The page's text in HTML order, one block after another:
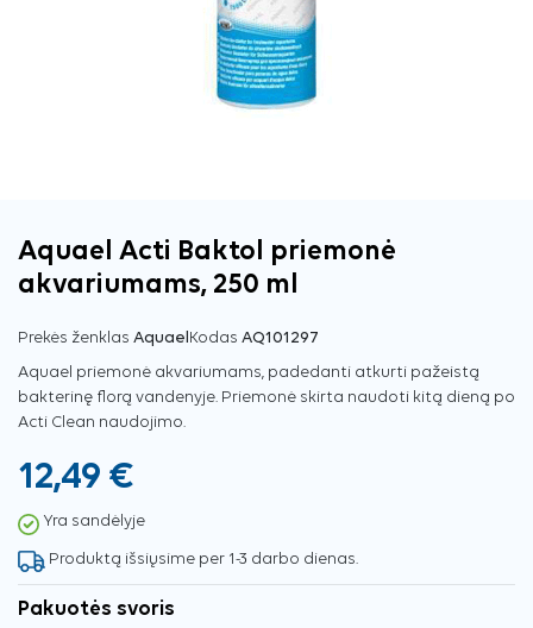
Aquael Acti Baktol priemonė
akvariumams, 250 ml
Prekės ženklas AquaelKodas AQ101297
Aquael priemonė akvariumams, padedanti atkurti pažeistą
bakterinę florą vandenyje. Priemonė skirta naudoti kitą dieną po
Acti Clean naudojimo.
12,49 €
Yra sandėlyje
Produktą išsiųsime per 1-3 darbo dienas.
Pakuotės svoris